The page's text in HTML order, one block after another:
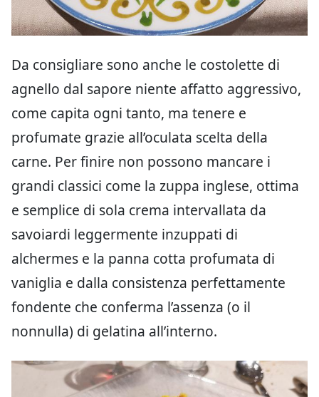
Da consigliare sono anche le costolette di
agnello dal sapore niente affatto aggressivo,
come capita ogni tanto, ma tenere e
profumate grazie all’oculata scelta della
carne. Per finire non possono mancare i
grandi classici come la zuppa inglese, ottima
e semplice di sola crema intervallata da
savoiardi leggermente inzuppati di
alchermes e la panna cotta profumata di
vaniglia e dalla consistenza perfettamente
fondente che conferma l’assenza (o il
nonnulla) di gelatina all’interno.